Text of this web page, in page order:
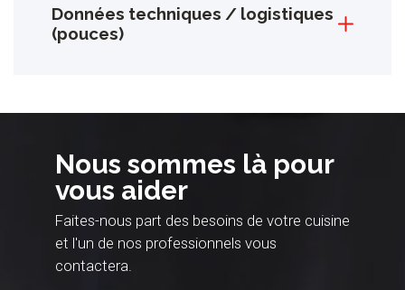
Données techniques / logistiques
(pouces)
Nous sommes là pour
vous aider
Faites-nous part des besoins de votre cuisine
et l'un de nos professionnels vous
contactera.